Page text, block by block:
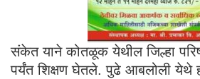
संकेत याने कोतळूक येथील जिल्हा
पर्यंत शिक्षण घेतले. पुढे आबलोली येथे